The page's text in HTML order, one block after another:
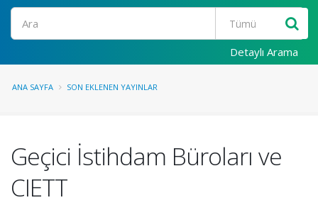
Ara
Detaylı Arama
ANA SAYFA SON EKLENEN YAYINLAR
Geçici İstihdam Büroları ve
CIETT